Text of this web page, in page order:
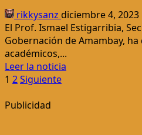
esfuerzos
para
otorgar
becas
a
rikkysanz diciembre 4, 2023
El Prof. Ismael Estigarribia,
Gobernación de Amambay,
académicos,...
Leer la noticia
Paginación
de
1 2Siguiente
Publicidad